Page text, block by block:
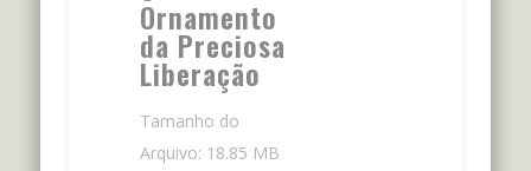
Ornamento
da Preciosa
Liberação
Tamanho do
Arquivo: 18.85 MB